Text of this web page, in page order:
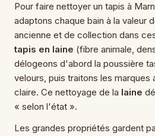
Pour faire nettoyer un tapis à
adaptons chaque bain à la valeur
ancienne et de collection dans
tapis en laine (fibre animale,
délogeons d'abord la poussière
velours, puis traitons les marques
claire. Ce nettoyage de la laine
« selon l'état ».
Les grandes propriétés gardent